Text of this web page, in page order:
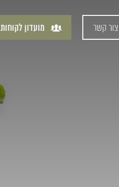
צור קשר מועדון לקוחות